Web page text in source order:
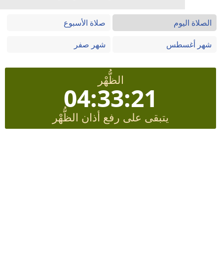
الصلاة اليوم
صلاة الأسبوع
شهر أغسطس
شهر صفر
الظُّهْر
04:33:20
يتبقى على رفع أذان الظُّهْر